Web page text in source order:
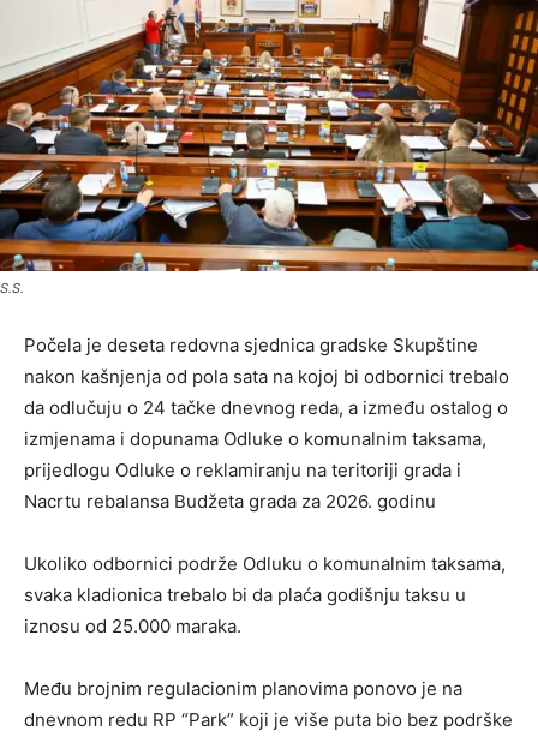
S.S.
Počela je deseta redovna sjednica gradske Skupštine
nakon kašnjenja od pola sata na kojoj bi odbornici trebalo
da odlučuju o 24 tačke dnevnog reda, a između ostalog o
izmjenama i dopunama Odluke o komunalnim taksama,
prijedlogu Odluke o reklamiranju na teritoriji grada i
Nacrtu rebalansa Budžeta grada za 2026. godinu
Ukoliko odbornici podrže Odluku o komunalnim taksama,
svaka kladionica trebalo bi da plaća godišnju taksu u
iznosu od 25.000 maraka.
Među brojnim regulacionim planovima ponovo je na
dnevnom redu RP “Park” koji je više puta bio bez podrške